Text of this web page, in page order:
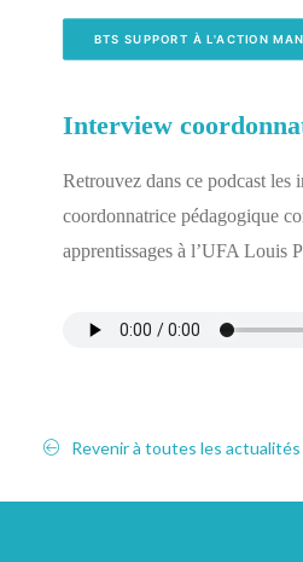
BTS SUPPORT À L'ACTION
Interview
Retrouvez dans ce podcast les
coordonnatrice pédagogique
apprentissages à l’UFA Louis
Revenir à toutes les actualités